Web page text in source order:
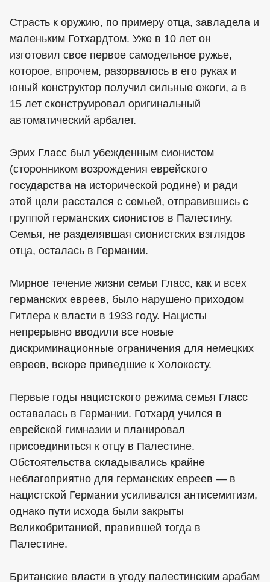
Страсть к оружию, по примеру отца, завладела и
маленьким Готхардтом. Уже в 10 лет он
изготовил свое первое самодельное ружье,
которое, впрочем, разорвалось в его руках и
юный конструктор получил сильные ожоги, а в
15 лет сконструировал оригинальный
автоматический арбалет.
Эрих Гласс был убежденным сионистом
(сторонником возрождения еврейского
государства на исторической родине) и ради
этой цели расстался с семьей, отправившись с
группой германских сионистов в Палестину.
Семья, не разделявшая сионистских взглядов
отца, осталась в Германии.
Мирное течение жизни семьи Гласс, как и всех
германских евреев, было нарушено приходом
Гитлера к власти в 1933 году. Нацисты
непрерывно вводили все новые
дискриминационные ограничения для немецких
евреев, вскоре приведшие к Холокосту.
Первые годы нацистского режима семья Гласс
оставалась в Германии. Готхард учился в
еврейской гимназии и планировал
присоединиться к отцу в Палестине.
Обстоятельства складывались крайне
неблагоприятно для германских евреев — в
нацистской Германии усиливался антисемитизм,
однако пути исхода были закрыты
Великобританией, правившей тогда в
Палестине.
Британские власти в угоду палестинским арабам